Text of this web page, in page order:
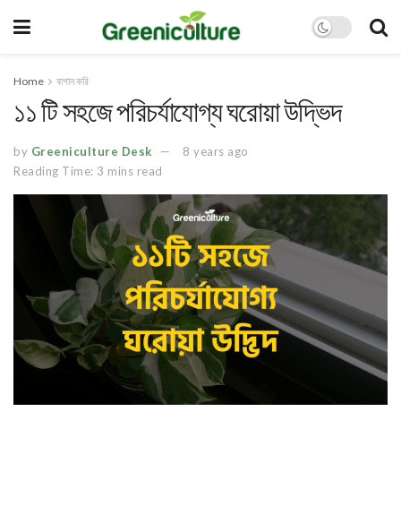
Home বাগান করি
১১ টি সহজে পরিচর্যাযোগ্য ঘরোয়া উদ্ভিদ
by Greeniculture Desk
8 years ago
Reading Time: 3 mins read